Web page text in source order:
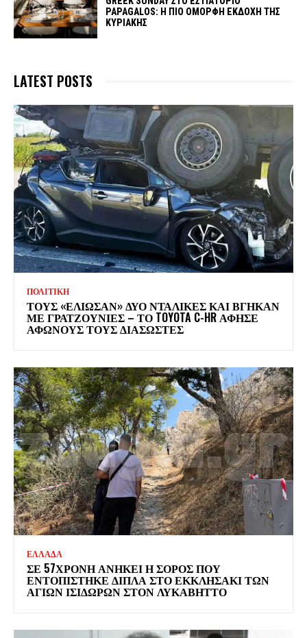
PAPAGALOS: Η ΠΙΟ ΟΜΟΡΦΗ ΕΚΔΟΧΗ ΤΗΣ
ΚΥΡΙΑΚΗΣ
LATEST POSTS
ΠΟΛΙΤΙΚΗ
ΤΟΥΣ «ΕΛΙΩΣΑΝ» ΔΥΟ ΝΤΑΛΙΚΕΣ ΚΑΙ ΒΓΗΚΑΝ
ΜΕ ΓΡΑΤΖΟΥΝΙΕΣ – ΤΟ TOYOTA C-HR ΑΦΗΣΕ
ΑΦΩΝΟΥΣ ΤΟΥΣ ΔΙΑΣΩΣΤΕΣ
ΕΛΛΑΔΑ
ΣΕ 57ΧΡΟΝΗ ΑΝΗΚΕΙ Η ΣΟΡΟΣ ΠΟΥ
ΕΝΤΟΠΙΣΤΗΚΕ ΔΙΠΛΑ ΣΤΟ ΕΚΚΛΗΣΑΚΙ ΤΩΝ
ΑΓΙΩΝ ΙΣΙΔΩΡΩΝ ΣΤΟΝ ΛΥΚΑΒΗΤΤΟ